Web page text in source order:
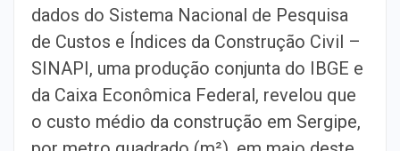
dados do Sistema Nacional de Pesquisa
de Custos e Índices da Construção Civil –
SINAPI, uma produção conjunta do IBGE e
da Caixa Econômica Federal, revelou que
o custo médio da construção em Sergipe,